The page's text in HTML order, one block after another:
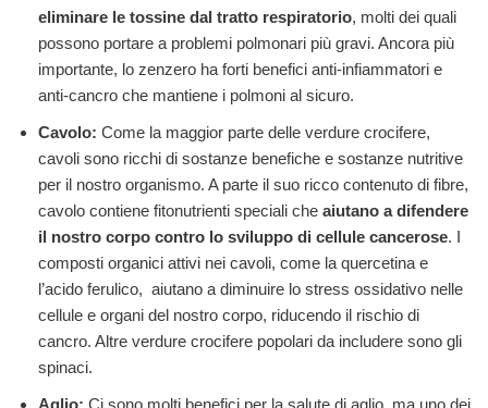
eliminare le tossine dal tratto respiratorio, molti dei quali
possono portare a problemi polmonari più gravi. Ancora più
importante, lo zenzero ha forti benefici anti-infiammatori e
anti-cancro che mantiene i polmoni al sicuro.
Cavolo: Come la maggior parte delle verdure crocifere,
cavoli sono ricchi di sostanze benefiche e sostanze nutritive
per il nostro organismo. A parte il suo ricco contenuto di fibre,
cavolo contiene fitonutrienti speciali che aiutano a difendere
il nostro corpo contro lo sviluppo di cellule cancerose. I
composti organici attivi nei cavoli, come la quercetina e
l’acido ferulico, aiutano a diminuire lo stress ossidativo nelle
cellule e organi del nostro corpo, riducendo il rischio di
cancro. Altre verdure crocifere popolari da includere sono gli
spinaci.